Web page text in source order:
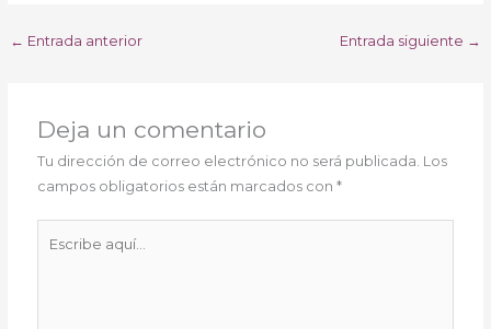
← Entrada anterior Entrada siguiente →
Deja un comentario
Tu dirección de correo electrónico no será publicada. Los
campos obligatorios están marcados con*